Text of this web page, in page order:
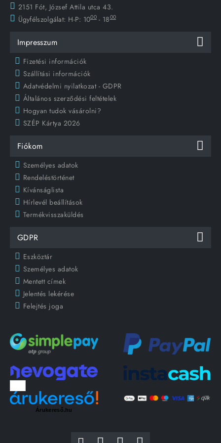
2151 Fót, József Attila utca 43.
Ügyfélszolgálat: H-P: 1000 - 1800
Impresszum
Fizetési információk
Szállítási információk
Adatvédelmi nyilatkozat - GDPR
Általános szerződési feltételek
Hogyan tudok vásárolni?
SZÉP Kártya 2026
Fiókom
Személyes adatok
Rendeléstörténet
Kívánságlista
Hírlevél beállítások
Termékvisszaküldés
GDPR
Eszköztár
Személyes adatok
Mentett címek
Jelentés lekérése
Felejtés joga
Árukereső.hu